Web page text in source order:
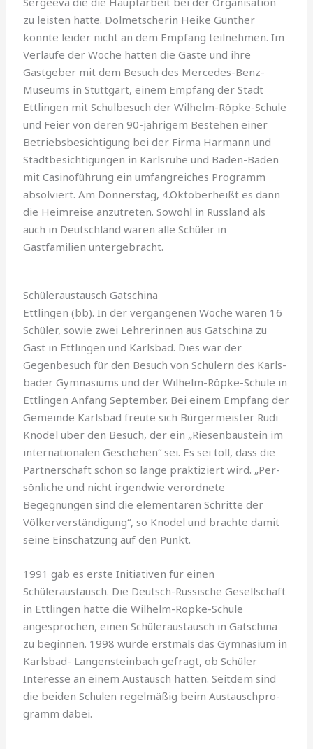
zu leisten hatte. Dolmetscherin Heike Günther
konnte leider nicht an dem Empfang teilnehmen. Im
Verlaufe der Woche hatten die Gäste und ihre
Gastgeber mit dem Besuch des Mercedes-Benz-
Museums in Stuttgart, einem Empfang der Stadt
Ettlingen mit Schulbesuch der Wilhelm-Röpke-Schule
und Feier von deren 90-jährigem Bestehen einer
Betriebsbesichtigung bei der Firma Harmann und
Stadtbesichtigungen in Karlsruhe und Baden-Baden
mit Casinoführung ein umfangreiches Programm
absolviert. Am Donnerstag, 4.Oktoberheißt es dann
die Heimreise anzutreten. Sowohl in Russland als
auch in Deutschland waren alle Schüler in
Gastfamilien untergebracht.
Schüleraustausch Gatschina
Ettlingen (bb). In der vergan­genen Woche waren 16
Schü­ler, sowie zwei Lehrerinnen aus Gatschina zu
Gast in Ett­lingen und Karlsbad. Dies war der
Gegenbesuch für den Be­such von Schülern des Karls­
bader Gymnasiums und der Wilhelm-Röpke-Schule in
Ett­lingen Anfang September. Bei einem Empfang der
Gemeinde Karlsbad freute sich Bürger­meister Rudi
Knödel über den Besuch, der ein „Riesenbau­stein im
internationalen Ge­schehen“ sei. Es sei toll, dass die
Partnerschaft schon so lange praktiziert wird. „Per­
sönliche und nicht irgendwie verordnete
Begegnungen sind die elementaren Schritte der
Völkerverständigung“, so Knodel und brachte damit
sei­ne Einschätzung auf den Punkt.
1991 gab es erste Initiativen für einen
Schüleraustausch. Die Deutsch-Russische Ge­sellschaft
in Ettlingen hatte die Wilhelm-Röpke-Schule
angesprochen, einen Schüler­austausch in Gatschina
zu be­ginnen. 1998 wurde erstmals das Gymnasium in
Karlsbad- Langensteinbach gefragt, ob Schüler
Interesse an einem Austausch hätten. Seitdem sind
die beiden Schulen regel­mäßig beim Austauschpro­
gramm dabei.